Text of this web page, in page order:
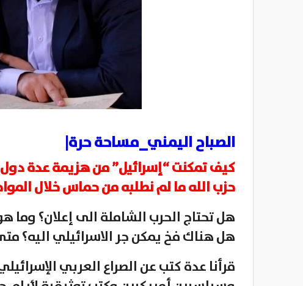
الصباح اليمني_مساحة حرة|
حزب الله ما لم نطلبه من حماس خلال
هل تحتاج الحرب الشاملة الى إعلان؟
هل هناك فخ يمكن جر الاسرائيلي اليه؟
قرأنا عدة كتب عن الصراع العربي